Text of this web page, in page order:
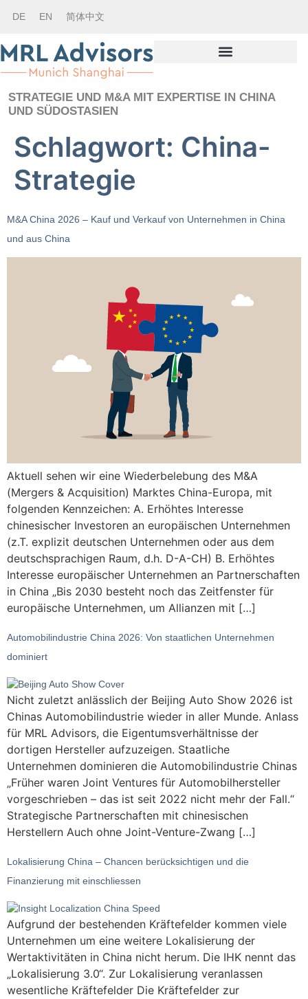
DE EN 简体中文
STRATEGIE UND M&A MIT EXPERTISE IN CHINA
UND SÜDOSTASIEN
Schlagwort: China-
Strategie
M&A China 2026 – Kauf und Verkauf von Unternehmen in China
und aus China
Aktuell sehen wir eine Wiederbelebung des M&A
(Mergers & Acquisition) Marktes China-Europa, mit
folgenden Kennzeichen: A. Erhöhtes Interesse
chinesischer Investoren an europäischen Unternehmen
(z.T. explizit deutschen Unternehmen oder aus dem
deutschsprachigen Raum, d.h. D-A-CH) B. Erhöhtes
Interesse europäischer Unternehmen an Partnerschaften
in China „Bis 2030 besteht noch das Zeitfenster für
europäische Unternehmen, um Allianzen mit […]
Automobilindustrie China 2026: Von staatlichen Unternehmen
dominiert
Nicht zuletzt anlässlich der Beijing Auto Show 2026 ist
Chinas Automobilindustrie wieder in aller Munde. Anlass
für MRL Advisors, die Eigentumsverhältnisse der
dortigen Hersteller aufzuzeigen. Staatliche
Unternehmen dominieren die Automobilindustrie Chinas
„Früher waren Joint Ventures für Automobilhersteller
vorgeschrieben – das ist seit 2022 nicht mehr der Fall.“
Strategische Partnerschaften mit chinesischen
Herstellern Auch ohne Joint-Venture-Zwang […]
Lokalisierung China – Chancen berücksichtigen und die
Finanzierung mit einschliessen
Aufgrund der bestehenden Kräftefelder kommen viele
Unternehmen um eine weitere Lokalisierung der
Wertaktivitäten in China nicht herum. Die IHK nennt das
„Lokalisierung 3.0“. Zur Lokalisierung veranlassen
wesentliche Kräftefelder Die Kräftefelder zur